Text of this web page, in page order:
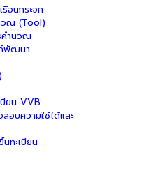
รือนกระจก
วณ (Tool)
คำนวณ
พัฒนา
ยน VVB
อบความใช้ได้และ
ทะเบียน